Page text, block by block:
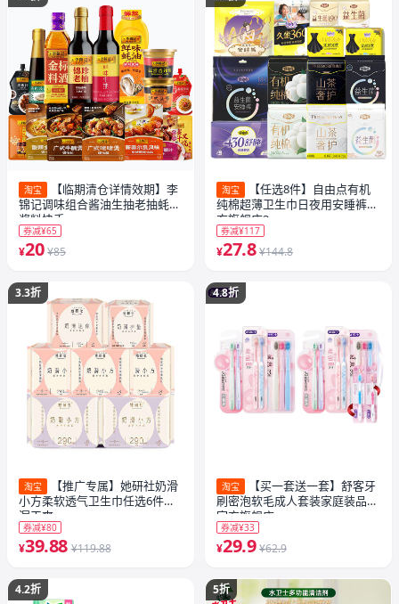
淘宝
【临期清仓详情效期】李
锦记调味组合酱油生抽老抽蚝油
酱料快手
券减¥65
¥20 ¥85
3.3折
淘宝
【推广专属】她研社奶滑
小方柔软透气卫生巾任选6件防
漏干爽
券减¥80
¥39.88 ¥119.88
4.2折
淘宝
【任选8件】自由点有机
纯棉超薄卫生巾日夜用安睡裤官
方旗舰店3
券减¥117
¥27.8 ¥144.8
4.8折
淘宝
【买一套送一套】舒客牙
刷密泡软毛成人套装家庭装品牌
官方旗舰店
券减¥33
¥29.9 ¥62.9
5折